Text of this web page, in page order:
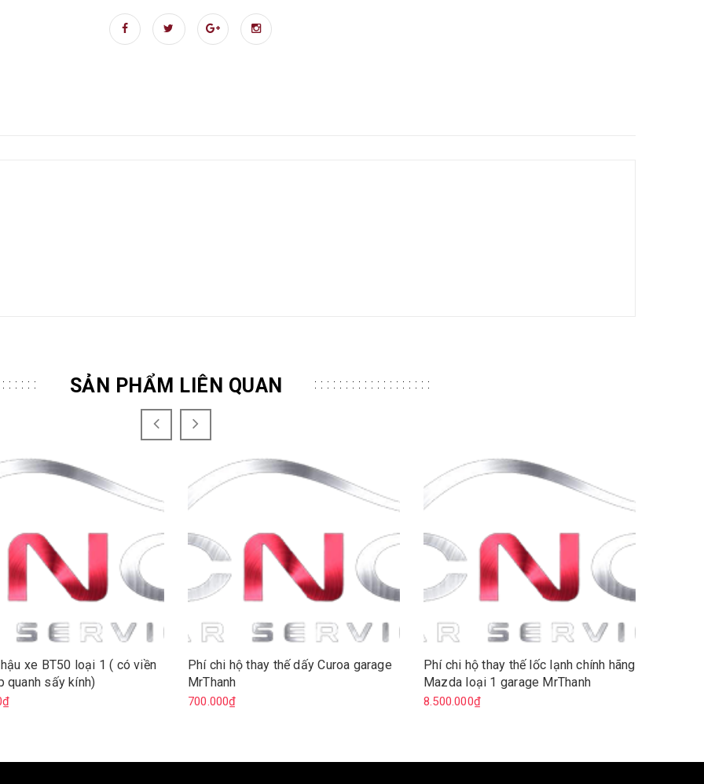
SẢN PHẨM LIÊN QUAN
xe BT50 loại 1 ( có viền
quanh sấy kính)
Phí chi hộ thay thế dấy Curoa garage
MrThanh
700.000₫
Phí chi hộ thay thế lốc lạnh chính hãng
Mazda loại 1 garage MrThanh
8.500.000₫